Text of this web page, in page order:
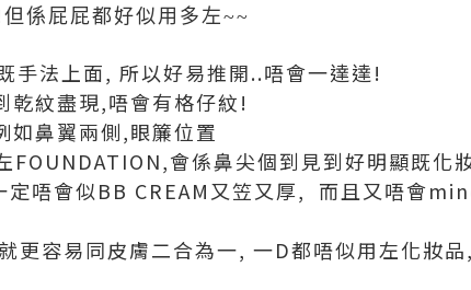
係屁屁都好似用多左~~
手法上面, 所以好易推開..唔會一達達!
乾紋盡現,唔會有格仔紋!
如鼻翼兩側,眼簾位置
會係鼻尖個到見到好明顯既化
定唔會似BB CREAM又笠又厚, 而且又唔會
更容易同皮膚二合為一, 一D都唔似用左化妝